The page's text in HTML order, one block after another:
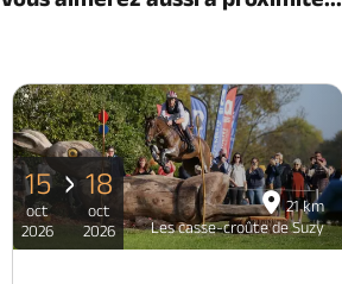
21 km
Les casse-croûte de Suzy
15
oct
2026
18
oct
2026